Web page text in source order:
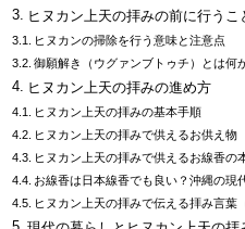
ヒヌカン上天の拝みの前に行うこ
ヒヌカンの掃除を行う意味と注意点
御願解き（ウグァンブトゥチ）とは何
ヒヌカン上天の拝みの進め方
ヒヌカン上天の拝みの基本手順
ヒヌカン上天の拝みで供えるお供え物
ヒヌカン上天の拝みで供えるお線香の
お線香は日本線香でも良い？沖縄の現
ヒヌカン上天の拝みで伝える拝み言葉